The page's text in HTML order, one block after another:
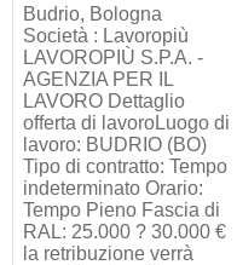
Budrio, Bologna
Società : Lavoropiù
LAVOROPIÙ S.P.A. -
AGENZIA PER IL
LAVORO Dettaglio
offerta di lavoroLuogo di
lavoro: BUDRIO (BO)
Tipo di contratto: Tempo
indeterminato Orario:
Tempo Pieno Fascia di
RAL: 25.000 ? 30.000 €
la retribuzione verrà